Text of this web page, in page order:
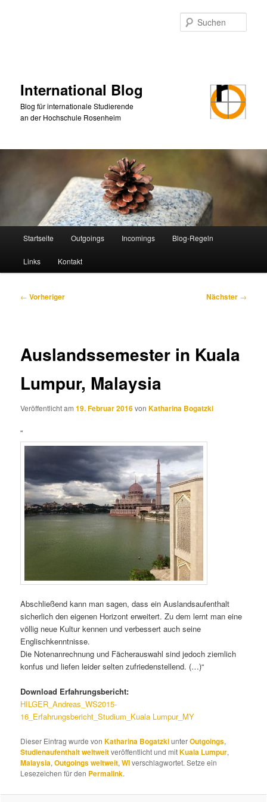
International Blog
Blog für internationale Studierende
an der Hochschule Rosenheim
Startseite Outgoings Incomings Blog-Regeln
Links Kontakt
Beitragsnavigation
← Vorheriger Nächster →
Auslandssemester in Kuala
Lumpur, Malaysia
Veröffentlicht am19. Februar 2016vonKatharina Bogatzki
“
Abschließend kann man sagen, dass ein Auslandsaufenthalt
sicherlich den eigenen Horizont erweitert. Zu dem lernt man eine
völlig neue Kultur kennen und verbessert auch seine
Englischkenntnisse.
Die Notenanrechnung und Fächerauswahl sind jedoch ziemlich
konfus und liefen leider selten zufriedenstellend. (…)“
Download Erfahrungsbericht:
HILGER_Andreas_WS2015-
16_Erfahrungsbericht_Studium_Kuala Lumpur_MY
Dieser Eintrag wurde vonKatharina BogatzkiunterOutgoings,
Studienaufenthalt weltweitveröffentlicht und mitKuala Lumpur,
Malaysia,Outgoings weltweit,WIverschlagwortet. Setze ein
Lesezeichen für den Permalink.